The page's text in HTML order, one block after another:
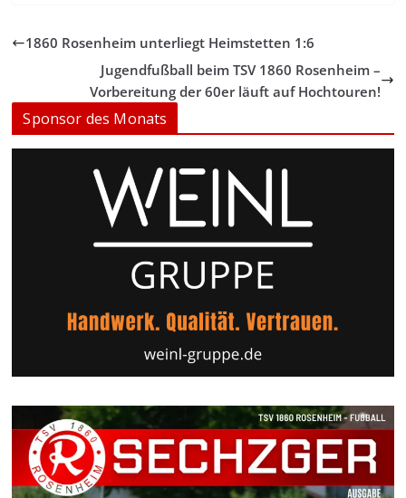
1860 Rosenheim unterliegt Heimstetten 1:6
Jugendfußball beim TSV 1860 Rosenheim –
Vorbereitung der 60er läuft auf Hochtouren!
Sponsor des Monats